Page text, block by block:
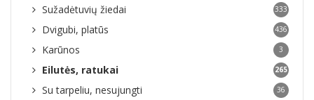
Sužadėtuvių žiedai 333
Dvigubi, platūs 436
Karūnos 3
Eilutės, ratukai 265
Su tarpeliu, nesujungti 36